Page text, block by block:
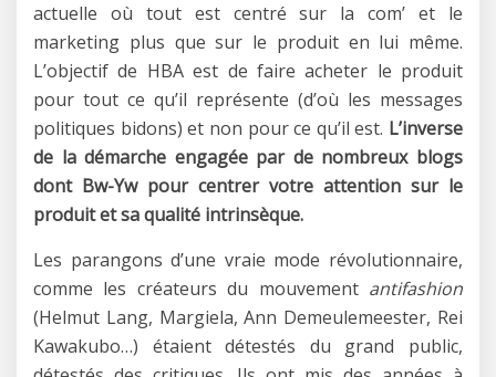
actuelle où tout est centré sur la com’ et le
marketing plus que sur le produit en lui même.
L’objectif de HBA est de faire acheter le produit
pour tout ce qu’il représente (d’où les messages
politiques bidons) et non pour ce qu’il est. L’inverse
de la démarche engagée par de nombreux blogs
dont Bw-Yw pour centrer votre attention sur le
produit et sa qualité intrinsèque.
Les parangons d’une vraie mode révolutionnaire,
comme les créateurs du mouvement antifashion
(Helmut Lang, Margiela, Ann Demeulemeester, Rei
Kawakubo…) étaient détestés du grand public,